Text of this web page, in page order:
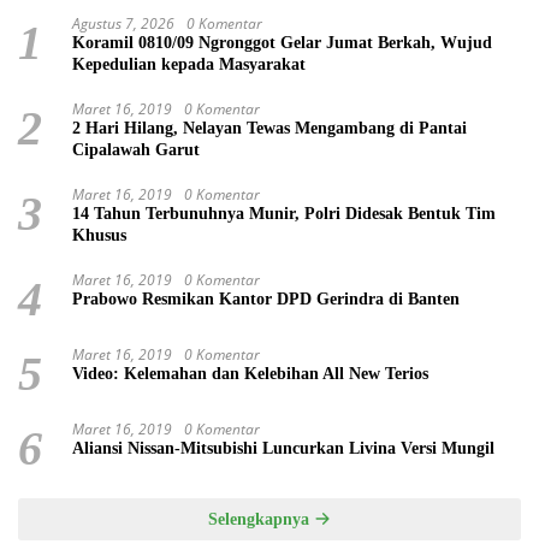
1 Agustus 7, 2026 0 Komentar
Koramil 0810/09 Ngronggot Gelar Jumat Berkah, Wujud
Kepedulian kepada Masyarakat
2 Maret 16, 2019 0 Komentar
2 Hari Hilang, Nelayan Tewas Mengambang di Pantai
Cipalawah Garut
3 Maret 16, 2019 0 Komentar
14 Tahun Terbunuhnya Munir, Polri Didesak Bentuk Tim
Khusus
4 Maret 16, 2019 0 Komentar
Prabowo Resmikan Kantor DPD Gerindra di Banten
5 Maret 16, 2019 0 Komentar
Video: Kelemahan dan Kelebihan All New Terios
6 Maret 16, 2019 0 Komentar
Aliansi Nissan-Mitsubishi Luncurkan Livina Versi Mungil
Selengkapnya